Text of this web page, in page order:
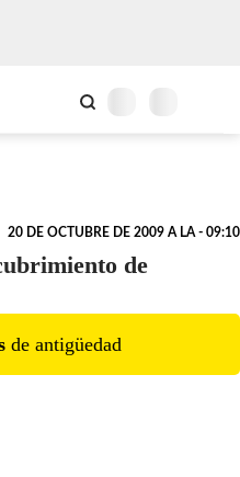
20 DE OCTUBRE DE 2009 A LA - 09:10
de
de antigüedad